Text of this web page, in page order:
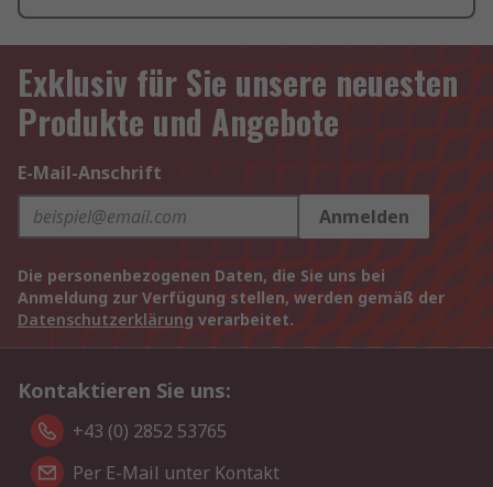
Exklusiv für Sie unsere neuesten
Produkte und Angebote
E-Mail-Anschrift
Anmelden
Die personenbezogenen Daten, die Sie uns bei
Anmeldung zur Verfügung stellen, werden gemäß der
Datenschutzerklärung verarbeitet.
Kontaktieren Sie uns:
+43 (0) 2852 53765
Per E-Mail unter Kontakt